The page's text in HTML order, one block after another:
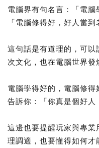
電腦界有句名言：「電腦
「電腦修得好，好人當到
這句話是有道理的，可以
次文化，也在電腦世界發
電腦學得好的，電腦修得
告訴你：「你真是個好人
這邊也要提醒玩家與專
理調適，也要懂得如何才